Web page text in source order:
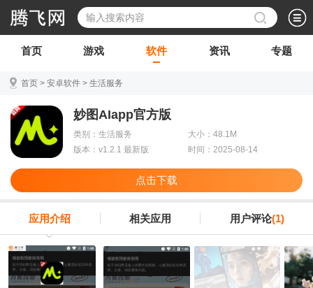
首页 游戏 软件 资讯 专题
首页 > 安卓软件 > 生活服务
妙图AIapp官方版
类别：生活服务
大小：48.1M
版本：v1.2.1 最新版
时间：2025-08-14
点击下载
应用介绍 相关应用 用户评论(1)